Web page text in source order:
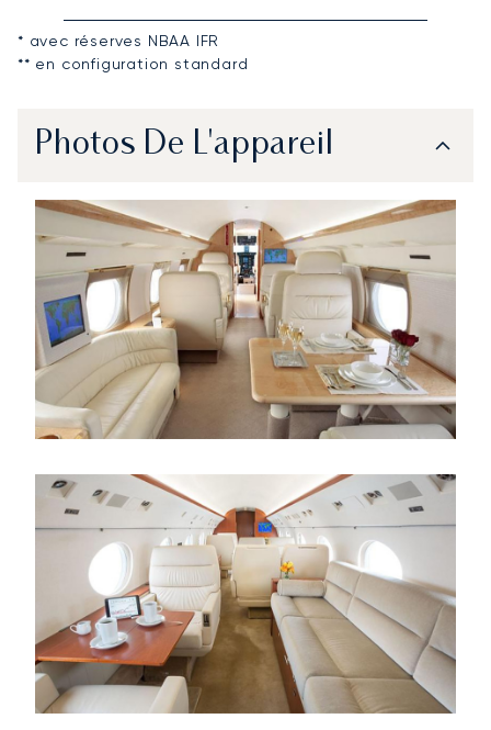
* avec réserves NBAA IFR
** en configuration standard
Photos De L'appareil